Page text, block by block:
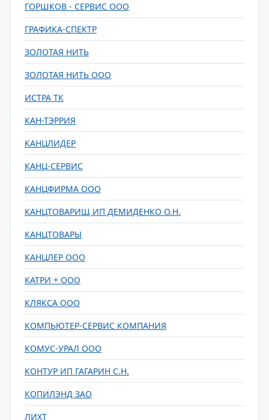
ГОРШКОВ - СЕРВИС ООО
ГРАФИКА-СПЕКТР
ЗОЛОТАЯ НИТЬ
ЗОЛОТАЯ НИТЬ ООО
ИСТРА ТК
КАН-ТЭРРИЯ
КАНЦЛИДЕР
КАНЦ-СЕРВИС
КАНЦФИРМА ООО
КАНЦТОВАРИЩ ИП ДЕМИДЕНКО О.Н.
КАНЦТОВАРЫ
КАНЦЛЕР ООО
КАТРИ + ООО
КЛЯКСА ООО
КОМПЬЮТЕР-СЕРВИС КОМПАНИЯ
КОМУС-УРАЛ ООО
КОНТУР ИП ГАГАРИН С.Н.
КОПИЛЭНД ЗАО
ЛИХТ